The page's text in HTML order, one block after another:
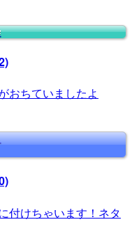
おちていましたよ
付けちゃいます！ネタ